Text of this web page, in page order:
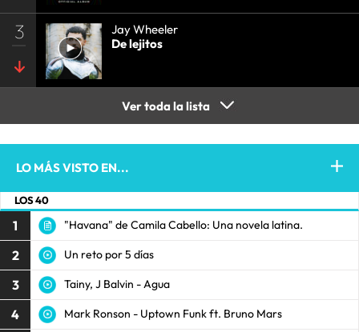
3
Jay Wheeler
De lejitos
Ver toda la lista
LO MÁS VISTO EN...
LOS 40
1 "Havana" de Camila Cabello: Una novela latina.
2 Un reto por 5 días
3 Tainy, J Balvin - Agua
4 Mark Ronson - Uptown Funk ft. Bruno Mars